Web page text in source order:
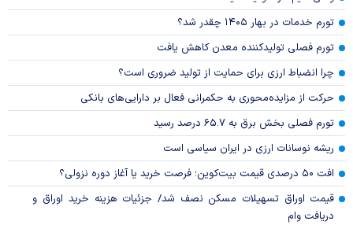
تورم خدمات در بهار ۱۴۰۵ چقدر شد؟
تورم فصلی تولیدکننده معدن کاهش یافت
چرا انضباط ارزی برای حمایت از تولید ضروری است؟
حرکت از مزایده‌محوری به حکمرانی فعال بر دارایی‌های بانکی
تورم فصلی بخش برق به ۶۵.۷ درصد رسید
ریشه نوسانات ارزی در ایران سیاسی است
افت ۵۰ درصدی قیمت بیت‌کوین؛ فرصت خرید یا آغاز دوره نزولی؟
قیمت اوراق تسهیلات مسکن نصف شد/ جزئیات هزینه خرید اوراق و
دریافت وام